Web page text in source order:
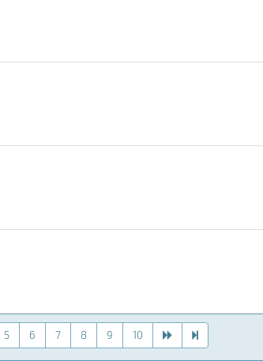
5 6 7 8 9 10